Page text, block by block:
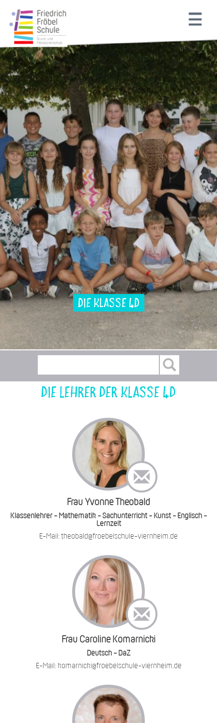
Die Klasse 4d
Die Lehrer der Klasse 4d
Frau Yvonne Theobald
Klassenlehrer - Mathematik - Sachunterricht - Kunst - Englisch -
Lernzeit
E-Mail: theobald@froebelschule-viernheim.de
Frau Caroline Komarnicki
Deutsch - DaZ
E-Mail: komarnicki@froebelschule-viernheim.de